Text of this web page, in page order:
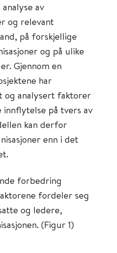
av
og relevant
på forskjellige
og på ulike
Gjennom en
har
analysert faktorer
innflytelse på tvers av
kan derfor
enn i det
forbedring
fordeler seg
og ledere,
(Figur 1)